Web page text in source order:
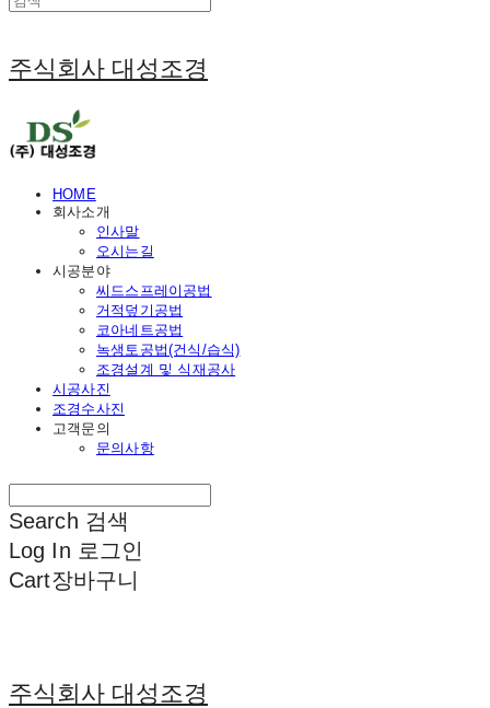
주식회사 대성조경
HOME
회사소개
인사말
오시는길
시공분야
씨드스프레이공법
거적덮기공법
코아네트공법
녹생토공법(건식/습식)
조경설계 및 식재공사
시공사진
조경수사진
고객문의
문의사항
Search 검색
Log In 로그인
Cart장바구니
주식회사 대성조경